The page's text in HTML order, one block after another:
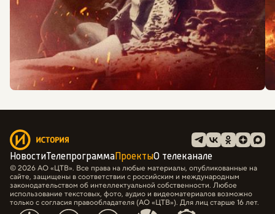
НовостиТелепрограммаПроектыО телеканале
© 2026 АО «ЦТВ». Все права на любые материалы, опубликованные на
сайте, защищены в соответствии с российским и международным
законодательством об интеллектуальной собственности. Любое
использование текстовых, фото, аудио и видеоматериалов возможно
только с согласия правообладателя (АО «ЦТВ»). Для лиц старше 16 лет.